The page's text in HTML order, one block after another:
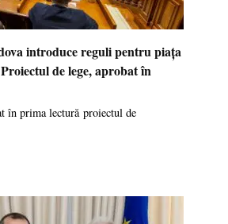
introduce reguli pentru piața
de lege, aprobat în
în prima lectură proiectul de